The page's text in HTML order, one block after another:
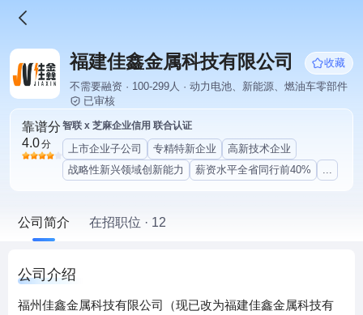
福建佳鑫金属科技有限公司
收藏
不需要融资 · 100-299人 · 动力电池、新能源、燃油车零部件
已审核
靠谱分
4.0分
智联 x 芝麻企业信用 联合认证
上市企业子公司 专精特新企业
高新技术企业
战略性新兴领域创新能力
薪资水平全省同行前40% ...
公司简介 在招职位 · 12
公司介绍
福州佳鑫金属科技有限公司（现已改为福建佳鑫金属科技有